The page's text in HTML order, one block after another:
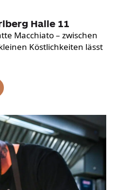
Halle 11
Macchiato – zwischen
Köstlichkeiten lässt